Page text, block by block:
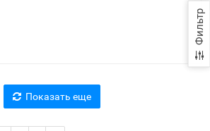
Фильтр
Показать еще